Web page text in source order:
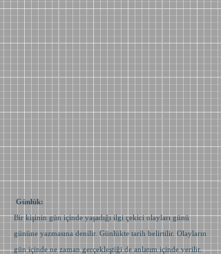
Günlük:
Bir kişinin gün içinde yaşadığı ilgi çekici olayları günü
gününe yazmasına denilir. Günlükte tarih belirtilir. Olayların
gün içinde ne zaman gerçekleştiği de anlatım içinde verilir.